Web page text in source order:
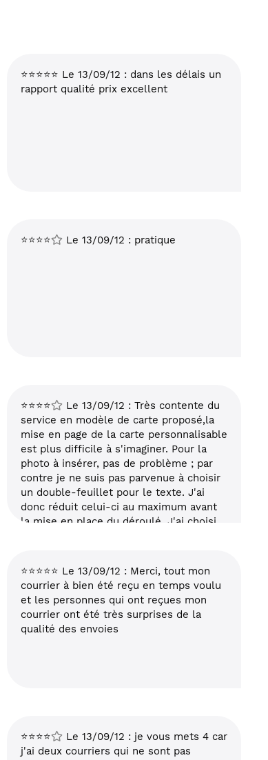
⭐⭐⭐⭐⭐ Le 13/09/12 : dans les délais un
rapport qualité prix excellent
⭐⭐⭐⭐ Le 13/09/12 : pratique
⭐⭐⭐⭐
Le 13/09/12 : Très contente du
service en modèle de carte proposé,la
mise en page de la carte personnalisable
est plus difficile à s'imaginer. Pour la
photo à insérer, pas de problème ; par
contre je ne suis pas parvenue à choisir
un double-feuillet pour le texte. J'ai
donc réduit celui-ci au maximum avant
la mise en place du déroulé. J'ai choisi
si, pour moi, le texte était bien lisible, le
destinataire a pris une loupe pour le
déchiffrer ... je pensais avoir une idée
réelle de ce que j'envoyais et ce n'est
pas le cas. Pour l'expédition, rien à
redire depuis que j'utilise vos services.
⭐⭐⭐⭐⭐ Le 13/09/12 : Merci, tout mon
courrier à bien été reçu en temps voulu
et les personnes qui ont reçues mon
courrier ont été très surprises de la
qualité des envoies
⭐⭐⭐⭐
Le 13/09/12 : je vous mets 4 car
j'ai deux courriers qui ne sont pas